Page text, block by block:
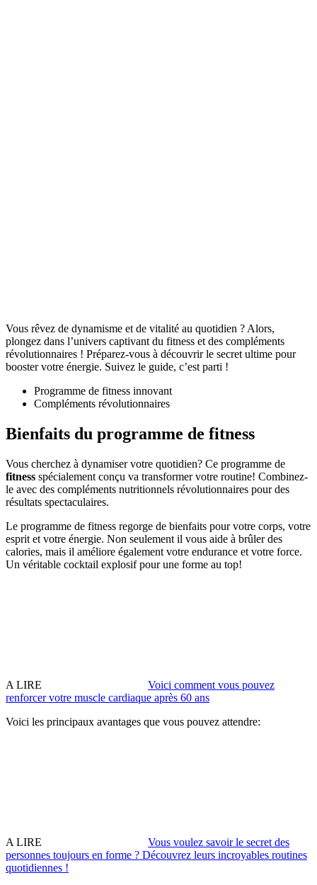
Vous rêvez de dynamisme et de vitalité au quotidien ? Alors,
plongez dans l’univers captivant du fitness et des compléments
révolutionnaires ! Préparez-vous à découvrir le secret ultime pour
booster votre énergie. Suivez le guide, c’est parti !
Programme de fitness innovant
Compléments révolutionnaires
Bienfaits du programme de fitness
Vous cherchez à dynamiser votre quotidien? Ce programme de
fitness spécialement conçu va transformer votre routine! Combinez-
le avec des compléments nutritionnels révolutionnaires pour des
résultats spectaculaires.
Le programme de fitness regorge de bienfaits pour votre corps, votre
esprit et votre énergie. Non seulement il vous aide à brûler des
calories, mais il améliore également votre endurance et votre force.
Un véritable cocktail explosif pour une forme au top!
A LIRE
Voici comment vous pouvez
renforcer votre muscle cardiaque après 60 ans
Voici les principaux avantages que vous pouvez attendre:
A LIRE
Vous voulez savoir le secret des
personnes toujours en forme ? Découvrez leurs incroyables routines
quotidiennes !